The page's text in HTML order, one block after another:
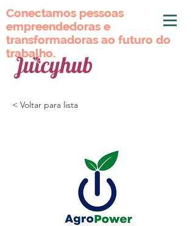
Conectamos pessoas
empreendedoras e
transformadoras ao futuro do
trabalho.
Conectamos pessoas
empreendedoras e
transformadoras ao futuro do
trabalho.
< Voltar para lista